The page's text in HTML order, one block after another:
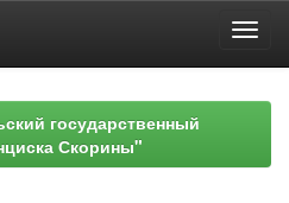
государственный
Скорины"